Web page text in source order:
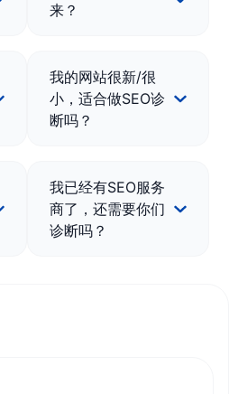
来？
我的网站很新/很
小，适合做SEO诊
断吗？
我已经有SEO服务
商了，还需要你们
诊断吗？